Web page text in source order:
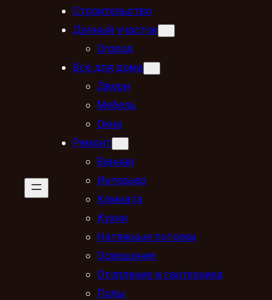
Строительство
Дачный участок
Огород
Всё для дома
Двери
Мебель
Окна
Ремонт
Ванная
Интерьер
Комната
Кухня
Натяжные потолки
Освещение
Отопление и сантехника
Полы